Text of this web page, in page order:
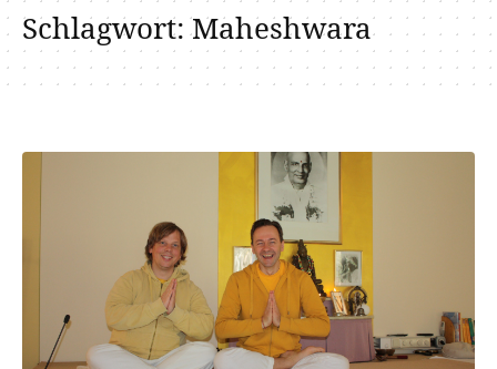
Schlagwort:Maheshwara